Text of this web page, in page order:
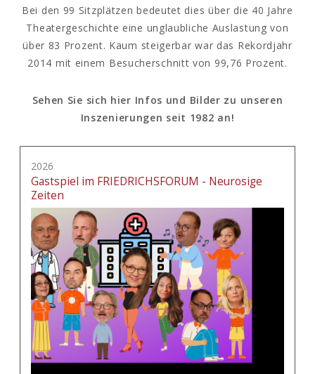
Bei den 99 Sitzplätzen bedeutet dies über die 40 Jahre
Theatergeschichte eine unglaubliche Auslastung von
über 83 Prozent. Kaum steigerbar war das Rekordjahr
2014 mit einem Besucherschnitt von 99,76 Prozent.
Sehen Sie sich hier Infos und Bilder zu unseren
Inszenierungen seit 1982 an!
2026
Gastspiel im FRIEDRICHSFORUM - Neurosige
Zeiten